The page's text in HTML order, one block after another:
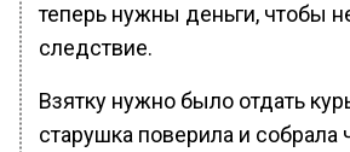
теперь нужны деньги, чтобы
следствие.
Взятку нужно было отдать
старушка поверила и собрала